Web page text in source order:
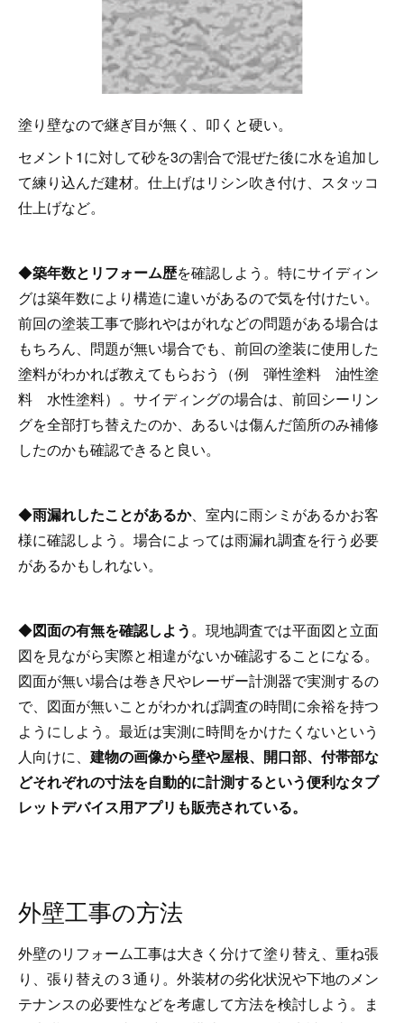
塗り壁なので継ぎ目が無く、叩くと硬い。
セメント1に対して砂を3の割合で混ぜた後に水を追加し
て練り込んだ建材。仕上げはリシン吹き付け、スタッコ
仕上げなど。
◆築年数とリフォーム歴を確認しよう。特にサイディン
グは築年数により構造に違いがあるので気を付けたい。
前回の塗装工事で膨れやはがれなどの問題がある場合は
もちろん、問題が無い場合でも、前回の塗装に使用した
塗料がわかれば教えてもらおう（例 弾性塗料 油性塗
料 水性塗料）。サイディングの場合は、前回シーリン
グを全部打ち替えたのか、あるいは傷んだ箇所のみ補修
したのかも確認できると良い。
◆雨漏れしたことがあるか、室内に雨シミがあるかお客
様に確認しよう。場合によっては雨漏れ調査を行う必要
があるかもしれない。
◆図面の有無を確認しよう。現地調査では平面図と立面
図を見ながら実際と相違がないか確認することになる。
図面が無い場合は巻き尺やレーザー計測器で実測するの
で、図面が無いことがわかれば調査の時間に余裕を持つ
ようにしよう。最近は実測に時間をかけたくないという
人向けに、 建物の画像から壁や屋根、開口部、付帯部な
どそれぞれの寸法を自動的に計測するという便利なタブ
レットデバイス用アプリも販売されている。
外壁工事の方法
外壁のリフォーム工事は大きく分けて塗り替え、重ね張
り、張り替えの３通り。外装材の劣化状況や下地のメン
テナンスの必要性などを考慮して方法を検討しよう。ま